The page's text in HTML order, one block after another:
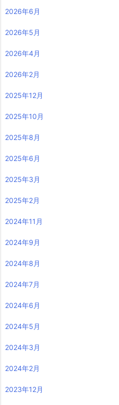
2026年6月
2026年5月
2026年4月
2026年2月
2025年12月
2025年10月
2025年8月
2025年6月
2025年3月
2025年2月
2024年11月
2024年9月
2024年8月
2024年7月
2024年6月
2024年5月
2024年3月
2024年2月
2023年12月